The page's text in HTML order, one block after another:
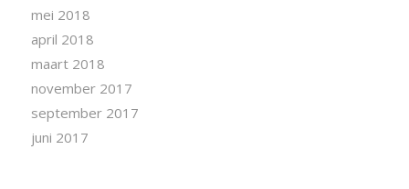
mei 2018
april 2018
maart 2018
november 2017
september 2017
juni 2017